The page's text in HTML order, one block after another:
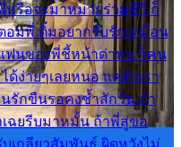
หรือจะมาหมายร่วมชีวี ก็
อมพี่ ติ๋มอยากรับรักเหมือน
ฟนของพี่ชี้หน้าด่าทอ ก็คน
ง่ายๆเลยหนอ แค่ตัวเรา
รักขืนรอคงช้ำสักวัน ถ้า
เฉยรีบมาหมั้น ถ้าพี่สู่ขอ
เกลียวสัมพันธ์ ผิดหวังไม่